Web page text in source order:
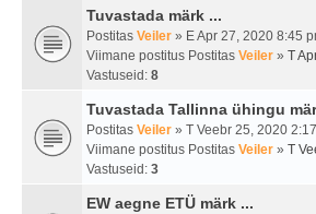
Tuvastada märk ...
Postitas Veiler » E Apr 27, 2020 8:45
Viimane postitus Postitas Veiler » T
Vastuseid: 8
Tuvastada Tallinna ühingu
Postitas Veiler » T Veebr 25, 2020
Viimane postitus Postitas Veiler » T
Vastuseid: 3
EW aegne ETÜ märk ...